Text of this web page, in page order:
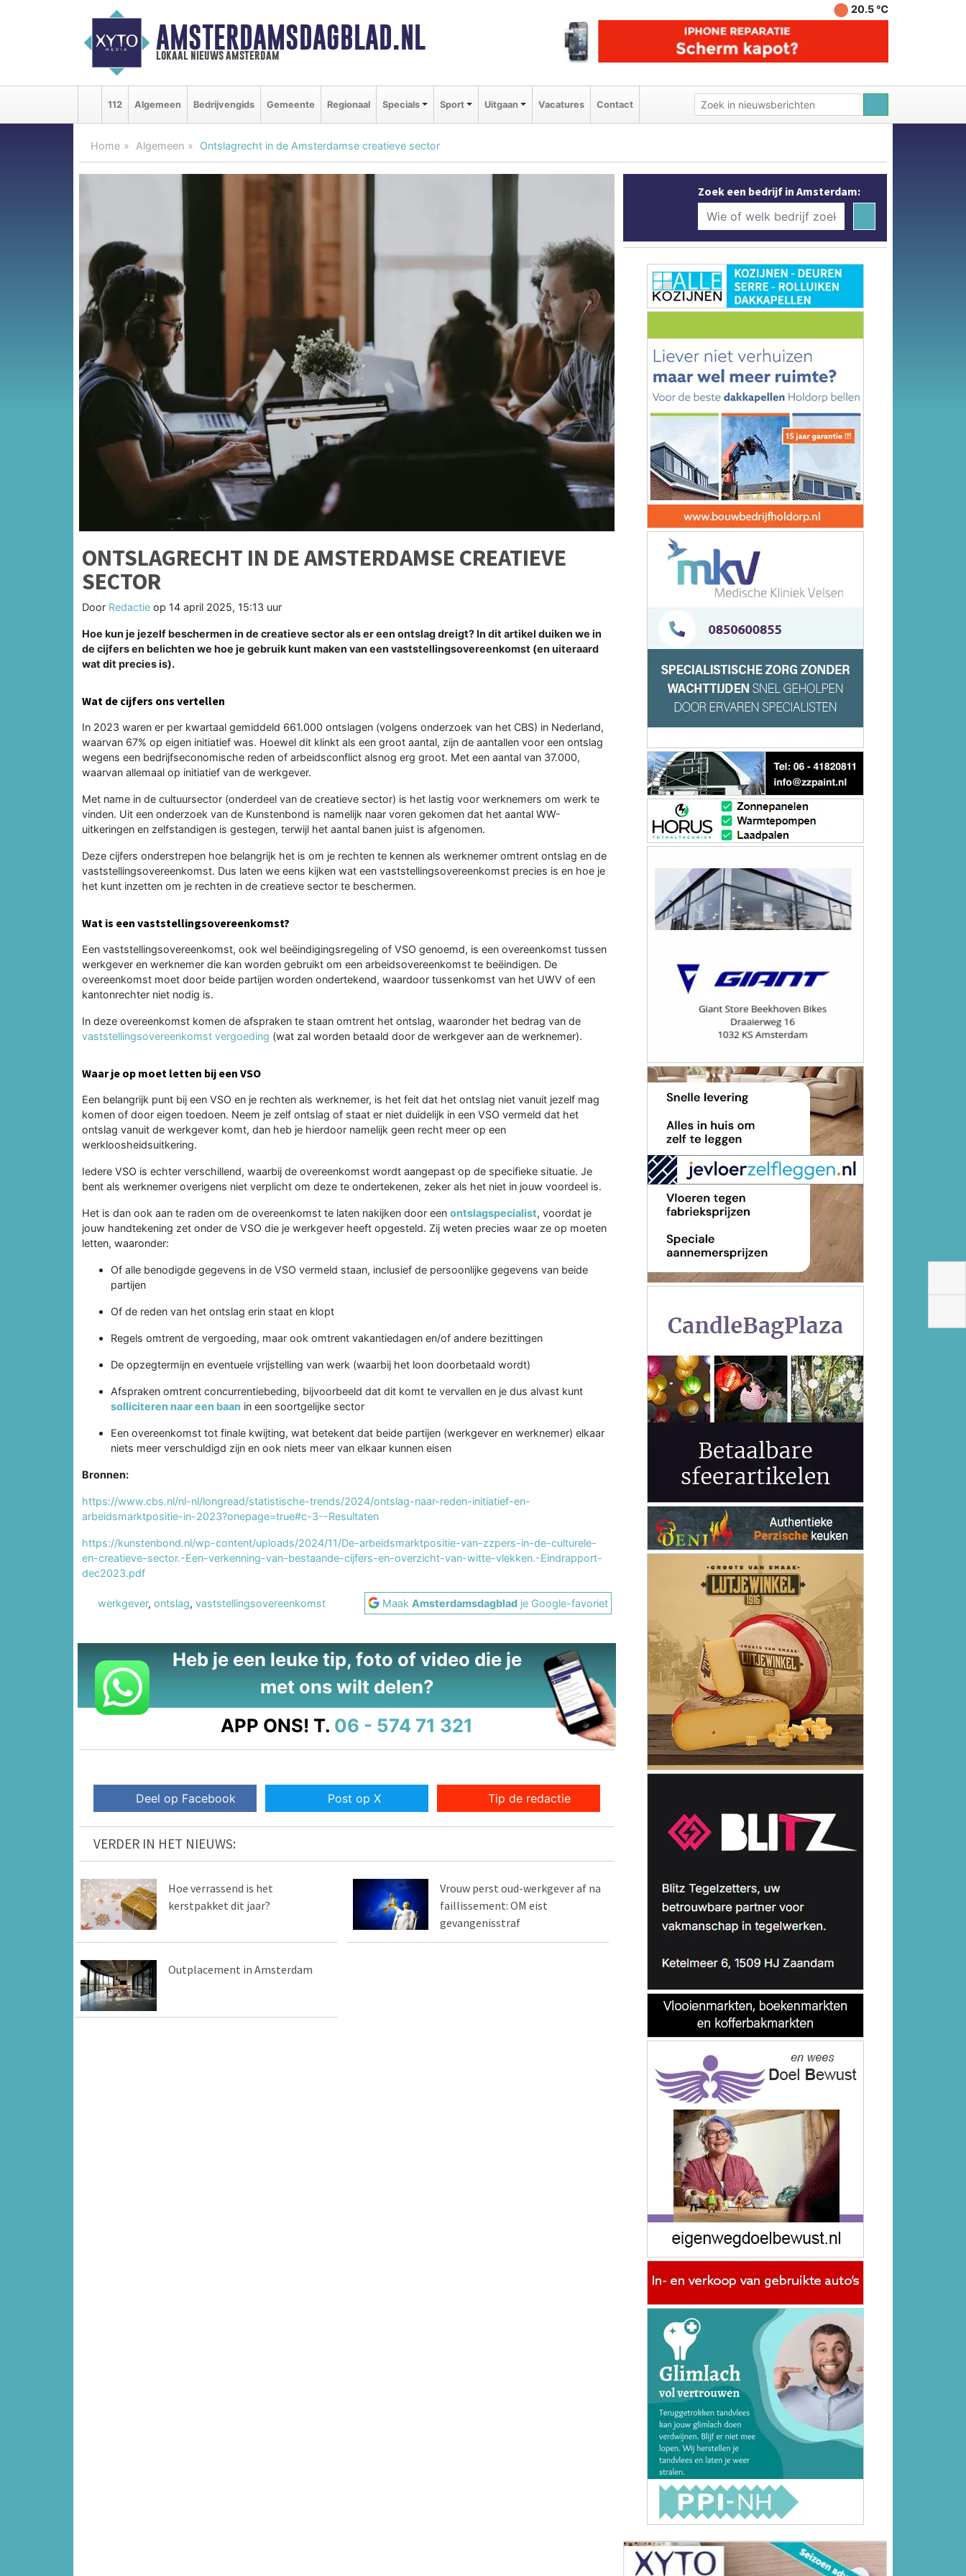
AMSTERDAMSDAGBLAD.NL
lokaal nieuws amsterdam
20.5 ℃
112 Algemeen Bedrijvengids Gemeente Regionaal Specials Sport Uitgaan Vacatures Contact
Home Algemeen Ontslagrecht in de Amsterdamse creatieve sector
ONTSLAGRECHT IN DE AMSTERDAMSE CREATIEVE
SECTOR
Door Redactie op 14 april 2025, 15:13 uur
Hoe kun je jezelf beschermen in de creatieve sector als er een ontslag dreigt? In dit artikel duiken we in
de cijfers en belichten we hoe je gebruik kunt maken van een vaststellingsovereenkomst (en uiteraard
wat dit precies is).
Wat de cijfers ons vertellen
In 2023 waren er per kwartaal gemiddeld 661.000 ontslagen (volgens onderzoek van het CBS) in Nederland,
waarvan 67% op eigen initiatief was. Hoewel dit klinkt als een groot aantal, zijn de aantallen voor een ontslag
wegens een bedrijfseconomische reden of arbeidsconflict alsnog erg groot. Met een aantal van 37.000,
waarvan allemaal op initiatief van de werkgever.
Met name in de cultuursector (onderdeel van de creatieve sector) is het lastig voor werknemers om werk te
vinden. Uit een onderzoek van de Kunstenbond is namelijk naar voren gekomen dat het aantal WW-
uitkeringen en zelfstandigen is gestegen, terwijl het aantal banen juist is afgenomen.
Deze cijfers onderstrepen hoe belangrijk het is om je rechten te kennen als werknemer omtrent ontslag en de
vaststellingsovereenkomst. Dus laten we eens kijken wat een vaststellingsovereenkomst precies is en hoe je
het kunt inzetten om je rechten in de creatieve sector te beschermen.
Wat is een vaststellingsovereenkomst?
Een vaststellingsovereenkomst, ook wel beëindigingsregeling of VSO genoemd, is een overeenkomst tussen
werkgever en werknemer die kan worden gebruikt om een arbeidsovereenkomst te beëindigen. De
overeenkomst moet door beide partijen worden ondertekend, waardoor tussenkomst van het UWV of een
kantonrechter niet nodig is.
In deze overeenkomst komen de afspraken te staan omtrent het ontslag, waaronder het bedrag van de
vaststellingsovereenkomst vergoeding (wat zal worden betaald door de werkgever aan de werknemer).
Waar je op moet letten bij een VSO
Een belangrijk punt bij een VSO en je rechten als werknemer, is het feit dat het ontslag niet vanuit jezelf mag
komen of door eigen toedoen. Neem je zelf ontslag of staat er niet duidelijk in een VSO vermeld dat het
ontslag vanuit de werkgever komt, dan heb je hierdoor namelijk geen recht meer op een
werkloosheidsuitkering.
Iedere VSO is echter verschillend, waarbij de overeenkomst wordt aangepast op de specifieke situatie. Je
bent als werknemer overigens niet verplicht om deze te ondertekenen, zeker als het niet in jouw voordeel is.
Het is dan ook aan te raden om de overeenkomst te laten nakijken door een ontslagspecialist, voordat je
jouw handtekening zet onder de VSO die je werkgever heeft opgesteld. Zij weten precies waar ze op moeten
letten, waaronder:
Of alle benodigde gegevens in de VSO vermeld staan, inclusief de persoonlijke gegevens van beide
partijen
Of de reden van het ontslag erin staat en klopt
Regels omtrent de vergoeding, maar ook omtrent vakantiedagen en/of andere bezittingen
De opzegtermijn en eventuele vrijstelling van werk (waarbij het loon doorbetaald wordt)
Afspraken omtrent concurrentiebeding, bijvoorbeeld dat dit komt te vervallen en je dus alvast kunt
solliciteren naar een baan in een soortgelijke sector
Een overeenkomst tot finale kwijting, wat betekent dat beide partijen (werkgever en werknemer) elkaar
niets meer verschuldigd zijn en ook niets meer van elkaar kunnen eisen
Bronnen:
https://www.cbs.nl/nl-nl/longread/statistische-trends/2024/ontslag-naar-reden-initiatief-en-
arbeidsmarktpositie-in-2023?onepage=true#c-3--Resultaten
https://kunstenbond.nl/wp-content/uploads/2024/11/De-arbeidsmarktpositie-van-zzpers-in-de-culturele-
en-creatieve-sector.-Een-verkenning-van-bestaande-cijfers-en-overzicht-van-witte-vlekken.-Eindrapport-
dec2023.pdf
werkgever, ontslag, vaststellingsovereenkomst MaakAmsterdamsdagblad je Google-favoriet
Heb je een leuke tip, foto of video die je
met ons wilt delen?
APP ONS! T. 06 - 574 71 321
Deel op Facebook Post op X Tip de redactie
VERDER IN HET NIEUWS:
Hoe verrassend is het
kerstpakket dit jaar?
Vrouw perst oud-werkgever af na
faillissement: OM eist
gevangenisstraf
Outplacement in Amsterdam
Zoek een bedrijf in Amsterdam: